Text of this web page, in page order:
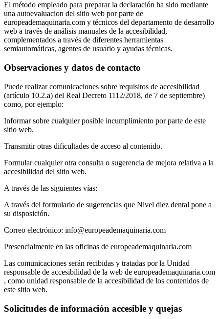
El método empleado para preparar la declaración ha sido mediante
una autoevaluacion del sitio web por parte de
europeademaquinaria.com y técnicos del departamento de desarrollo
web a través de análisis manuales de la accesibilidad,
complementados a través de diferentes herramientas
semiautomáticas, agentes de usuario y ayudas técnicas.
Observaciones y datos de contacto
Puede realizar comunicaciones sobre requisitos de accesibilidad
(artículo 10.2.a) del Real Decreto 1112/2018, de 7 de septiembre)
como, por ejemplo:
Informar sobre cualquier posible incumplimiento por parte de este
sitio web.
Transmitir otras dificultades de acceso al contenido.
Formular cualquier otra consulta o sugerencia de mejora relativa a la
accesibilidad del sitio web.
A través de las siguientes vías:
A través del formulario de sugerencias que Nivel diez dental pone a
su disposición.
Correo electrónico: info@europeademaquinaria.com
Presencialmente en las oficinas de europeademaquinaria.com
Las comunicaciones serán recibidas y tratadas por la Unidad
responsable de accesibilidad de la web de europeademaquinaria.com
, como unidad responsable de la accesibilidad de los contenidos de
este sitio web.
Solicitudes de información accesible y quejas